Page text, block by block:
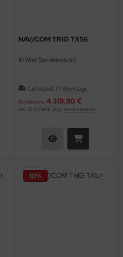
NAV/COM TRIG TX56
10 Watt Sendeleistung
Lieferzeit: 10 Werktage
Sonderpreis 4.319,90 €
inkl. 19 % MwSt. zzgl. Versandkosten
10%